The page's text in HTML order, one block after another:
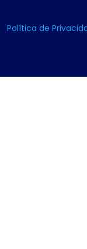
Política de